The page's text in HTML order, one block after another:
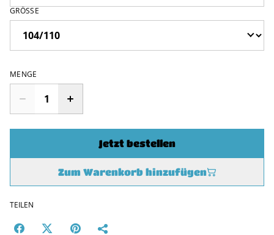
GRÖSSE
MENGE
Jetzt bestellen
Zum Warenkorb hinzufügen
TEILEN